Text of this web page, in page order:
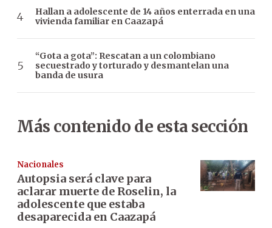
Hallan a adolescente de 14 años enterrada en una
vivienda familiar en Caazapá
“Gota a gota”: Rescatan a un colombiano
secuestrado y torturado y desmantelan una
banda de usura
Más contenido de esta sección
Nacionales
Autopsia será clave para
aclarar muerte de Roselin, la
adolescente que estaba
desaparecida en Caazapá